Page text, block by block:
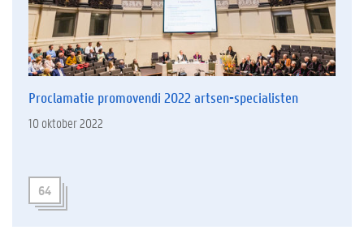
Proclamatie promovendi 2022 artsen-specialisten
10 oktober 2022
64